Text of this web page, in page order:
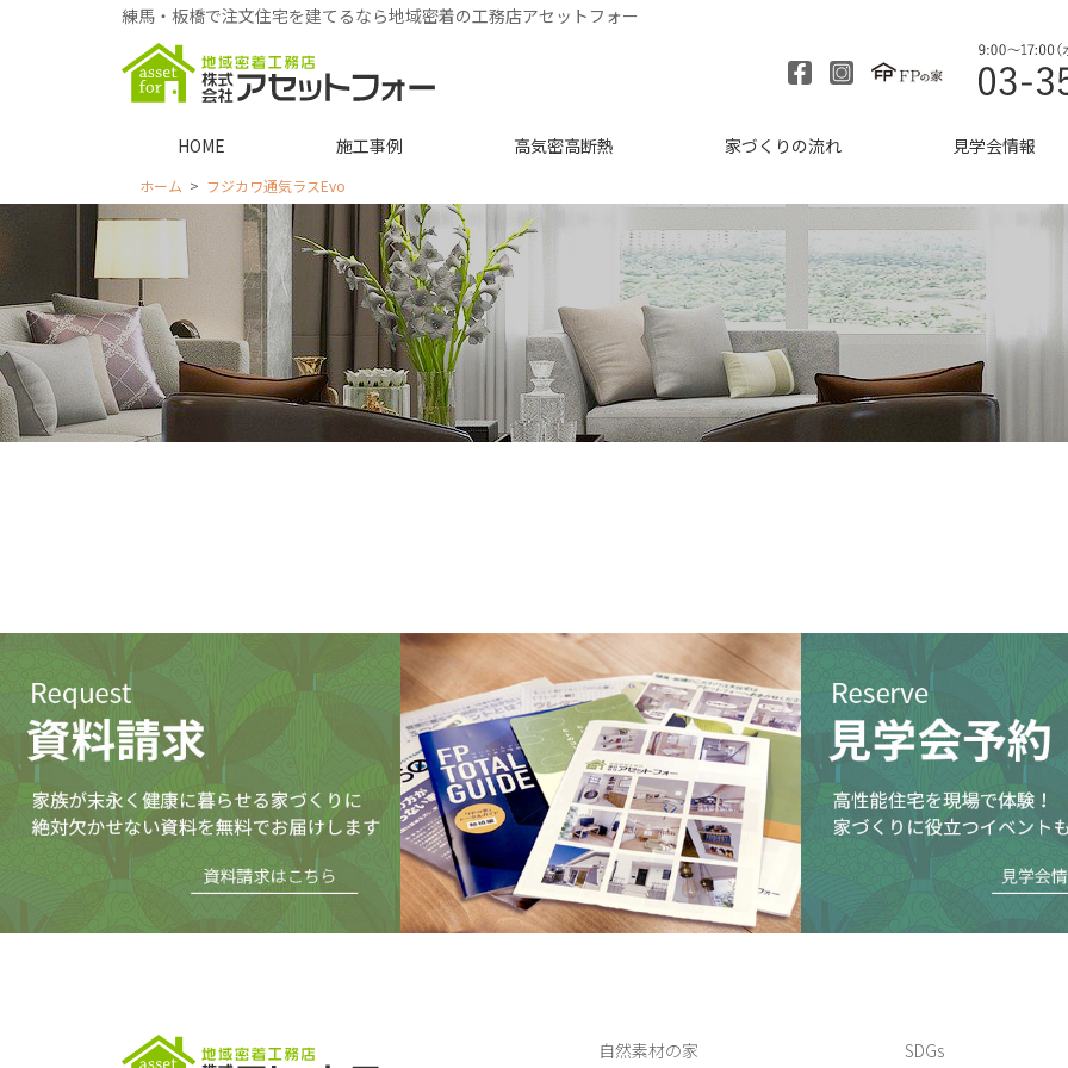
練馬・板橋で注文住宅を建てるなら地域密着の工務店アセットフォー
HOME 施工事例 高気密高断熱 家づくりの流れ 見学会情報
ホーム フジカワ通気ラスEvo
自然素材の家 SDGs